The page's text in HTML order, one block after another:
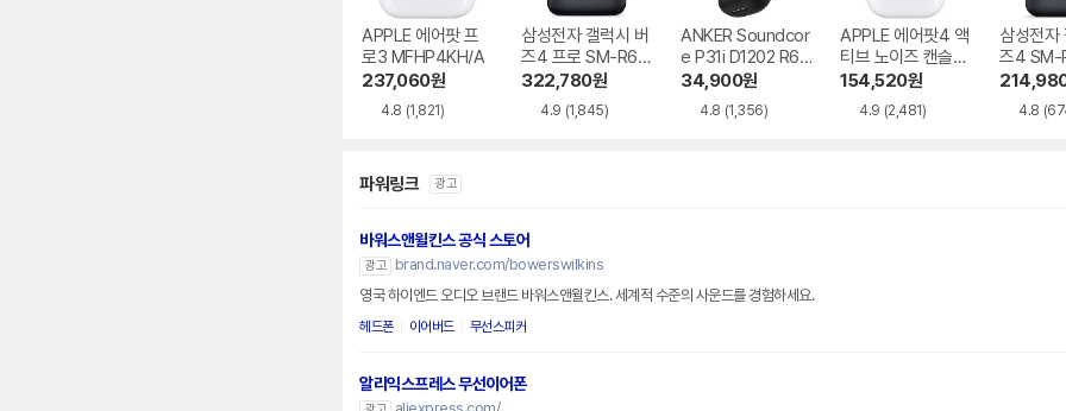
APPLE 에어팟 프
로3 MFHP4KH/A
237,060원
4.8 (1,821)
삼성전자 갤럭시 버
즈4 프로 SM-R64
0
322,780원
4.9 (1,845)
ANKER Soundcor
e P31i D1202 R60
i NC
34,900원
4.8 (1,356)
APPLE 에어팟4 액
티브 노이즈 캔슬링
MXP93KH/A
154,520원
4.9 (2,481)
삼성전자
즈4
4.8
파워링크 광고
바워스앤윌킨스 공식 스토어
광고
brand.naver.com/bowerswilkins
영국 하이엔드 오디오 브랜드 바워스앤윌킨스. 세계적 수준의 사운드를 경험하세요.
헤드폰 이어버드 무선스피커
알리익스프레스 무선이어폰